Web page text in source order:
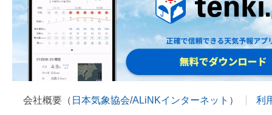
会社概要（ 日本気象協会/ALiNKインターネット ） 利